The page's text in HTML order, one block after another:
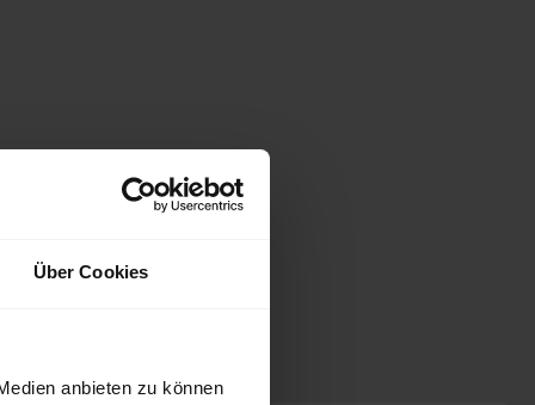
Über Cookies
anbieten zu können